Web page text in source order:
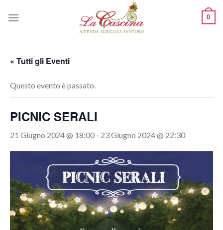
0
« Tutti gli Eventi
Questo evento è passato.
PICNIC SERALI
21 Giugno 2024 @ 18:00 - 23 Giugno 2024 @ 22:30